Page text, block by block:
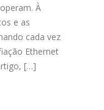
À
e as
cada vez
Ethernet
[…]